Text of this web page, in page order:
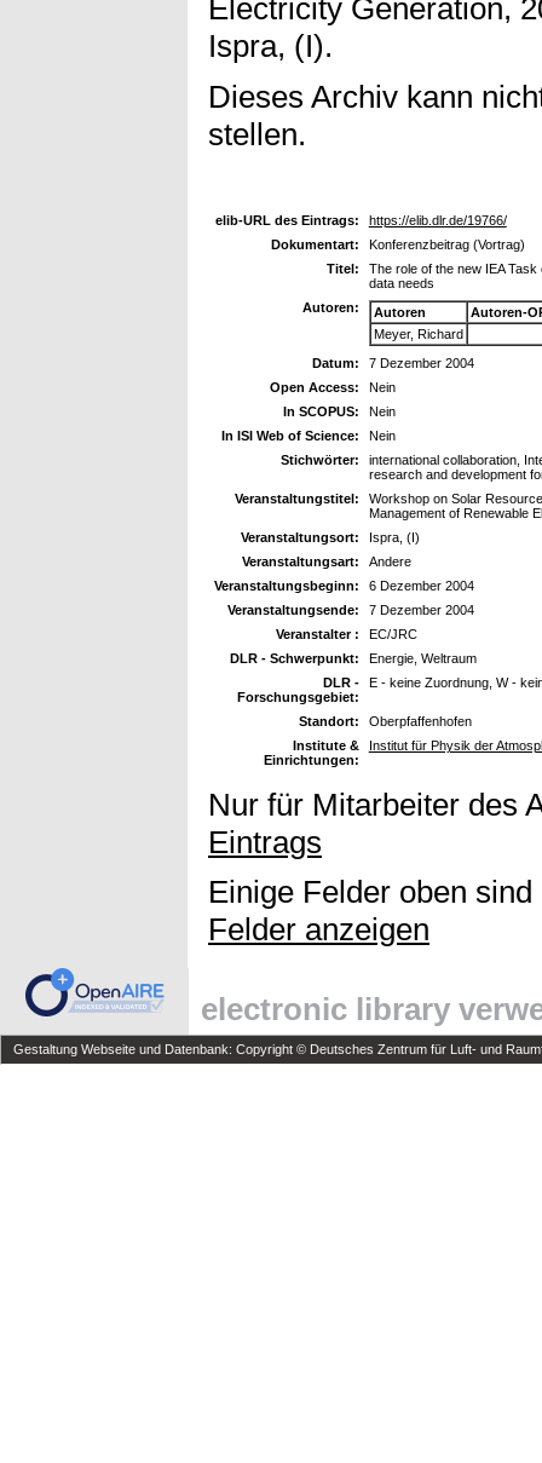
Electricity Generation,
Ispra, (I).
Dieses Archiv kann
stellen.
elib-URL des Eintrags:
https://elib.dlr.de/19766/
Dokumentart:
Konferenzbeitrag (Vortrag)
Titel:
The role of the new IEA
data needs
Autoren:
Autoren
Autoren-
Meyer, Richard
Datum:
7 Dezember 2004
Open Access:
Nein
In SCOPUS:
Nein
In ISI Web of Science:
Nein
Stichwörter:
international collaboration,
research and development
Veranstaltungstitel:
Workshop on Solar
Management of Renewable
Veranstaltungsort:
Ispra, (I)
Veranstaltungsart:
Andere
Veranstaltungsbeginn:
6 Dezember 2004
Veranstaltungsende:
7 Dezember 2004
Veranstalter :
EC/JRC
DLR - Schwerpunkt:
Energie, Weltraum
DLR -
Forschungsgebiet:
E - keine Zuordnung, W -
Standort:
Oberpfaffenhofen
Institute &
Einrichtungen:
Institut für Physik der
Nur für Mitarbeiter des
Eintrags
Einige Felder oben
Felder anzeigen
electronic library
Gestaltung Webseite und Datenbank: Copyright © Deutsches Zentrum für Luft- und